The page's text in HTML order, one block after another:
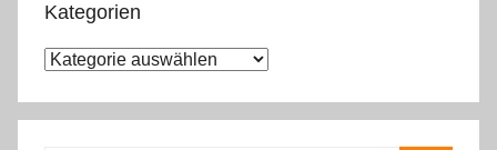
Kategorien
K
t